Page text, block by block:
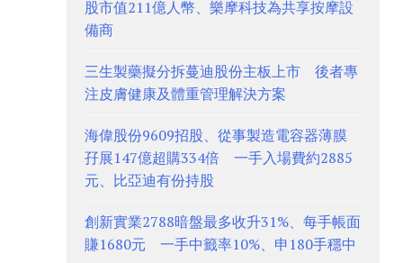
股市值211億人幣、樂摩科技為共享按摩設
備商
三生製藥擬分拆蔓迪股份主板上市 後者專
注皮膚健康及體重管理解決方案
海偉股份9609招股、從事製造電容器薄膜
孖展147億超購334倍 一手入場費約2885
元、比亞迪有份持股
創新實業2788暗盤最多收升31%、每手帳面
賺1680元 一手中籤率10%、申180手穩中